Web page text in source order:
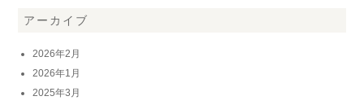
アーカイブ
2026年2月
2026年1月
2025年3月